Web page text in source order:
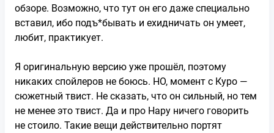
обзоре. Возможно, что тут он его даже специально
вставил, ибо подъ*бывать и ехидничать он умеет,
любит, практикует.
Я оригинальную версию уже прошёл, поэтому
никаких спойлеров не боюсь. НО, момент с Куро —
сюжетный твист. Не сказать, что он сильный, но тем
не менее это твист. Да и про Нару ничего говорить
не стоило. Такие вещи действительно портят